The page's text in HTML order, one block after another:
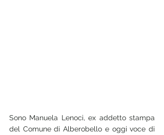
Sono Manuela Lenoci, ex addetto stampa